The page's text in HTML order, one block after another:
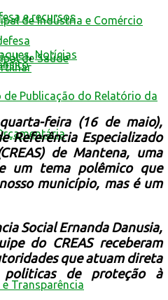
e recursos
de Indústria e Comércio
de Saúde
de Publicação do Relatório da
Transparência
,Notícias
feira (16 de maio),
Referência Especializado
de Mantena, uma
um tema polêmico que
município, mas é um
Social Ernanda Danusia,
do CREAS receberam
que atuam direta
de proteção à